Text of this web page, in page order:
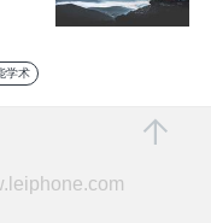
学术